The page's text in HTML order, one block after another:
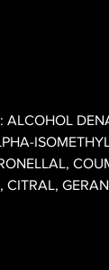
ALCOHOL
CITRAL,